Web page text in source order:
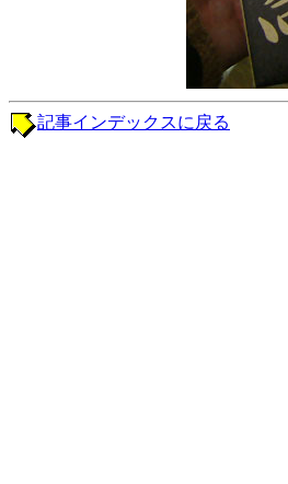
記事インデックスに戻る